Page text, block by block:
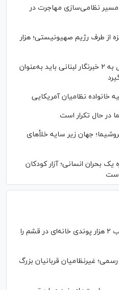
مسیر نظامی‌سازی مهاجرت در
غزه از طرف رژیم صهیونیستی؛ هزار
عفو بین‌الملل: حمله اسرائیل به ۲ خبرنگار لبنانی باید به‌عنوان
خانواده نظامیان آمریکایی
در حال تکرار است
جهان زیر سایه خلأ‌های
یک بحران انسانی؛ آزار کودکان
نیویورک‌تایمز: آمریکا با بمب ۲ هزار پوندی خانه‌ای در قشم را
غیرنظامیان قربانیان بزرگ